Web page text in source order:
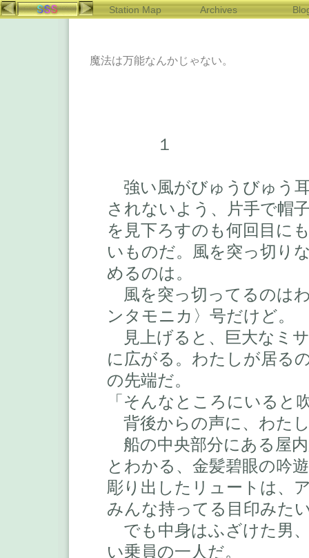
Station Map Archives
魔法は万能なんかじゃない。
１
強い風がびゅうびゅう
されないよう、片手で帽
を見下ろすのも何回目に
いものだ。風を突っ切り
めるのは。
風を突っ切ってるのは
ンタモニカ〉号だけど。
見上げると、巨大なミ
に広がる。わたしが居る
の先端だ。
「そんなところにいると
背後からの声に、わた
船の中央部分にある屋
とわかる、金髪碧眼の吟
彫り出したリュートは、
みんな持ってる目印みた
でも中身はふざけた男
い乗員の一人だ。